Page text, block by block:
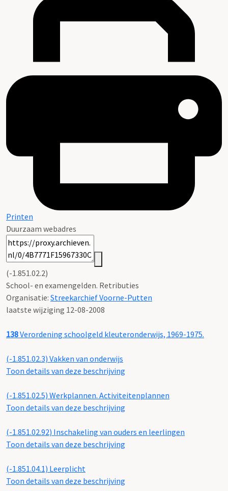
Printen
Duurzaam webadres
(-1.851.02.2)
School- en examengelden. Retributies
Organisatie: Streekarchief Voorne-Putten
laatste wijziging 12-08-2008
138Verordening schoolgeld kleuteronderwijs, 1969-1975.
(-1.851.02.3) Vakken van onderwijs
Toon details van deze beschrijving
(-1.851.02.5) Werkplannen. Activiteitenplannen
Toon details van deze beschrijving
(-1.851.02.92) Inschakeling van ouders en leerlingen
Toon details van deze beschrijving
(-1.851.04.1) Leerplicht
Toon details van deze beschrijving